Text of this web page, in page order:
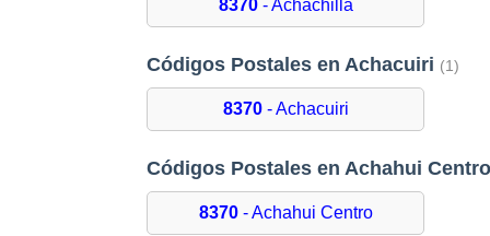
8370- Achachilla
Códigos Postales en Achacuiri (1)
8370- Achacuiri
Códigos Postales en Achahui Centro
8370- Achahui Centro